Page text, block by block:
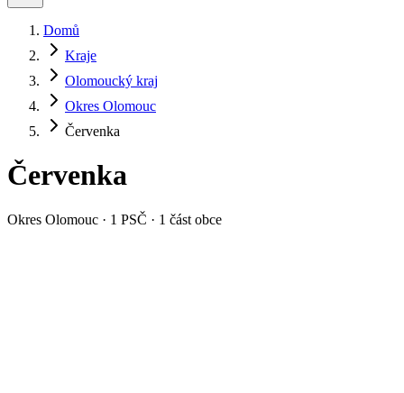
Domů
Kraje
Olomoucký kraj
Okres Olomouc
Červenka
Červenka
Okres Olomouc · 1 PSČ · 1 část obce